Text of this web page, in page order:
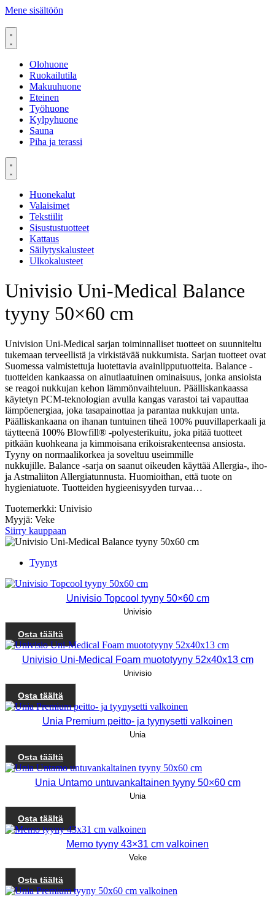
Mene sisältöön
Olohuone
Ruokailutila
Makuuhuone
Eteinen
Työhuone
Kylpyhuone
Sauna
Piha ja terassi
Huonekalut
Valaisimet
Tekstiilit
Sisustustuotteet
Kattaus
Säilytyskalusteet
Ulkokalusteet
Univisio Uni-Medical Balance
tyyny 50×60 cm
Univision Uni-Medical sarjan toiminnalliset tuotteet on suunniteltu
tukemaan terveellistä ja virkistävää nukkumista. Sarjan tuotteet ovat
Suomessa valmistettuja luotettavia avainlipputuotteita. Balance -
tuotteiden kankaassa on ainutlaatuinen ominaisuus, jonka ansioista
se reagoi nukkujan kehon lämmönvaihteluun. Päälliskankaassa
käytetyn PCM-teknologian avulla kangas varastoi tai vapauttaa
lämpöenergiaa, joka tasapainottaa ja parantaa nukkujan unta.
Päälliskankaana on ihanan tuntuinen tiheä 100% puuvillaperkaali ja
täytteenä 100% Blowfill® -polyesterikuitu, joka pitää tuotteet
pitkään kuohkeana ja kimmoisana erikoisrakenteensa ansiosta.
Tyyny on normaalikorkea ja soveltuu useimmille
nukkujille. Balance -sarja on saanut oikeuden käyttää Allergia-, iho-
ja Astmaliiton Allergiatunnusta. Huomioithan, että tuote on
hygieniatuote. Tuotteiden hygieenisyyden turvaa…
Tuotemerkki: Univisio
Myyjä: Veke
Siirry kauppaan
Tyynyt
Univisio Topcool tyyny 50×60 cm
Univisio
Osta täältä
Univisio Uni-Medical Foam muototyyny 52x40x13 cm
Univisio
Osta täältä
Unia Premium peitto- ja tyynysetti valkoinen
Unia
Osta täältä
Unia Untamo untuvankaltainen tyyny 50×60 cm
Unia
Osta täältä
Memo tyyny 43×31 cm valkoinen
Veke
Osta täältä